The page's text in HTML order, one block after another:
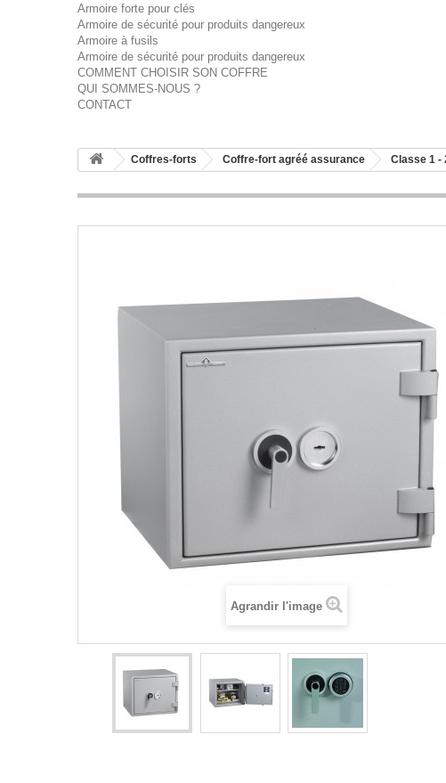
Armoire forte pour clés
Armoire de sécurité pour produits dangereux
Armoire à fusils
Armoire de sécurité pour produits dangereux
COMMENT CHOISIR SON COFFRE
QUI SOMMES-NOUS ?
CONTACT
Coffres-forts Coffre-fort agréé assurance Classe 1 -
Agrandir l'image